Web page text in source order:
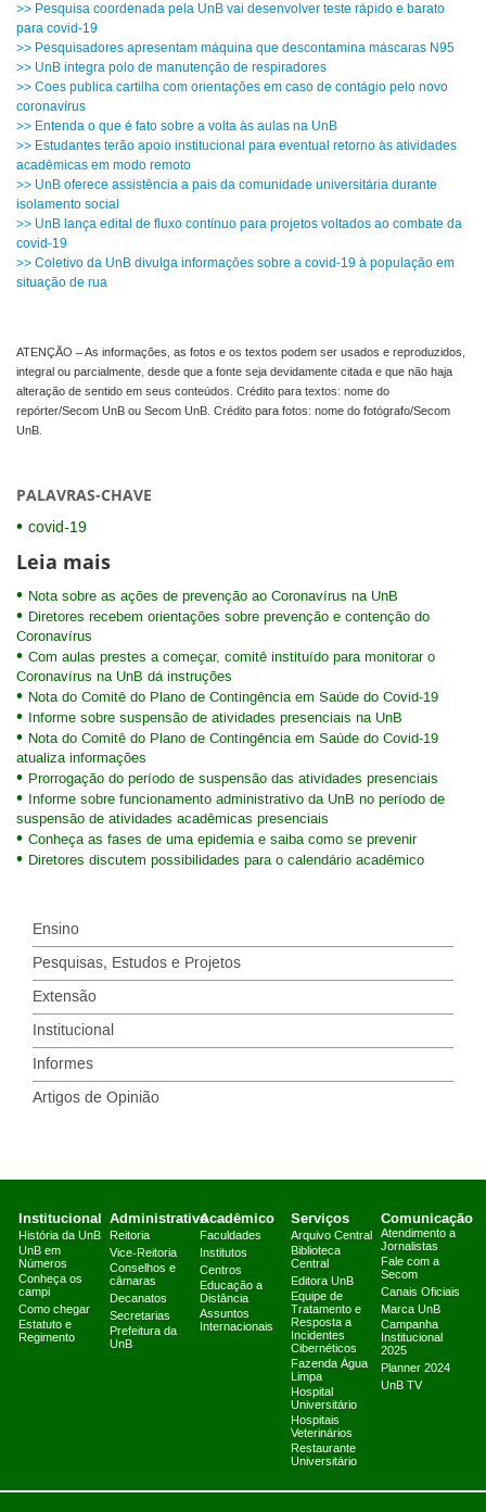
>> Pesquisa coordenada pela UnB vai desenvolver teste rápido e barato
para covid-19
>> Pesquisadores apresentam máquina que descontamina máscaras N95
>> UnB integra polo de manutenção de respiradores
>> Coes publica cartilha com orientações em caso de contágio pelo novo
coronavírus
>> Entenda o que é fato sobre a volta às aulas na UnB
>> Estudantes terão apoio institucional para eventual retorno às atividades
acadêmicas em modo remoto
>> UnB oferece assistência a pais da comunidade universitária durante
isolamento social
>> UnB lança edital de fluxo contínuo para projetos voltados ao combate da
covid-19
>> Coletivo da UnB divulga informações sobre a covid-19 à população em
situação de rua
ATENÇÃO – As informações, as fotos e os textos podem ser usados e reproduzidos,
integral ou parcialmente, desde que a fonte seja devidamente citada e que não haja
alteração de sentido em seus conteúdos. Crédito para textos: nome do
repórter/Secom UnB ou Secom UnB. Crédito para fotos: nome do fotógrafo/Secom
UnB.
PALAVRAS-CHAVE
covid-19
Leia mais
Nota sobre as ações de prevenção ao Coronavírus na UnB
Diretores recebem orientações sobre prevenção e contenção do
Coronavírus
Com aulas prestes a começar, comitê instituído para monitorar o
Coronavírus na UnB dá instruções
Nota do Comitê do Plano de Contingência em Saúde do Covid-19
Informe sobre suspensão de atividades presenciais na UnB
Nota do Comitê do Plano de Contingência em Saúde do Covid-19
atualiza informações
Prorrogação do período de suspensão das atividades presenciais
Informe sobre funcionamento administrativo da UnB no período de
suspensão de atividades acadêmicas presenciais
Conheça as fases de uma epidemia e saiba como se prevenir
Diretores discutem possibilidades para o calendário acadêmico
Ensino
Pesquisas, Estudos e Projetos
Extensão
Institucional
Informes
Artigos de Opinião
Institucional
História da UnB
UnB em
Números
Conheça os
campi
Como chegar
Estatuto e
Regimento
Administrativo
Reitoria
Vice-Reitoria
Conselhos e
câmaras
Decanatos
Secretarias
Prefeitura da
UnB
Acadêmico
Faculdades
Institutos
Centros
Educação a
Distância
Assuntos
Internacionais
Serviços
Arquivo Central
Biblioteca
Central
Editora UnB
Equipe de
Tratamento e
Resposta a
Incidentes
Cibernéticos
Fazenda Água
Limpa
Hospital
Universitário
Hospitais
Veterinários
Restaurante
Universitário
Comunicação
Atendimento a
Jornalistas
Fale com a
Secom
Canais Oficiais
Marca UnB
Campanha
Institucional
2025
Planner 2024
UnB TV